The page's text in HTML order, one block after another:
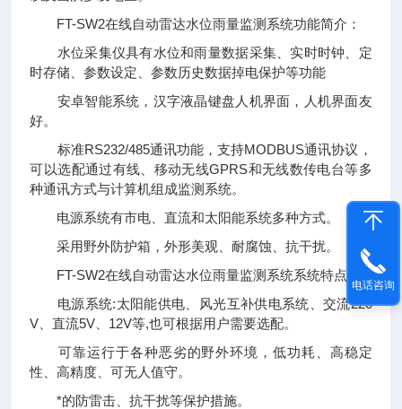
FT-SW2在线自动雷达水位雨量监测系统功能简介：
水位采集仪具有水位和雨量数据采集、实时时钟、定
时存储、参数设定、参数历史数据掉电保护等功能
安卓智能系统，汉字液晶键盘人机界面，人机界面友
好。
标准RS232/485通讯功能，支持MODBUS通讯协议，
可以选配通过有线、移动无线GPRS和无线数传电台等多
种通讯方式与计算机组成监测系统。
电源系统有市电、直流和太阳能系统多种方式。
采用野外防护箱，外形美观、耐腐蚀、抗干扰。
FT-SW2在线自动雷达水位雨量监测系统系统特点
电源系统:太阳能供电、风光互补供电系统、交流220
V、直流5V、12V等,也可根据用户需要选配。
可靠运行于各种恶劣的野外环境，低功耗、高稳定
性、高精度、可无人值守。
*的防雷击、抗干扰等保护措施。
电话咨询